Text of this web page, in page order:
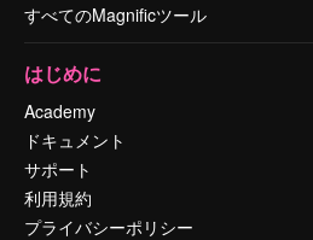
すべてのMagnificツール
はじめに
Academy
ドキュメント
サポート
利用規約
プライバシーポリシー